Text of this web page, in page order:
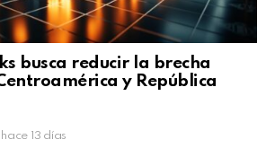
busca reducir la brecha
y República
hace 13 días